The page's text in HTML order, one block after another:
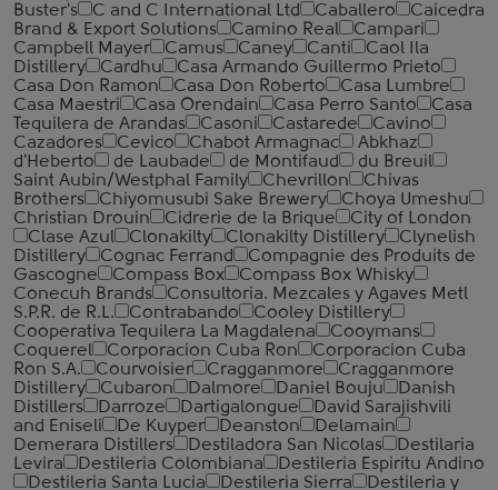
Buster's
C and C International Ltd Caballero
Caicedra
Brand & Export Solutions
Camino Real
Campari
Campbell Mayer
Camus Caney Canti
Caol Ila
Distillery
Cardhu
Casa Armando Guillermo Prieto
Casa Don Ramon
Casa Don Roberto
Casa Lumbre
Casa Maestri
Casa Orendain Casa Perro Santo
Casa
Tequilera de Arandas
Casoni Castarede
Cavino
Cazadores
Cevico Chabot Armagnac
Abkhaz
d'Heberto
de Laubade de Montifaud
du Breuil
Saint Aubin/Westphal Family
Chevrillon
Chivas
Brothers
Chiyomusubi Sake Brewery
Choya Umeshu
Christian Drouin
Cidrerie de la Brique
City of London
Clase Azul
Clonakilty Clonakilty Distillery
Clynelish
Distillery
Cognac Ferrand
Compagnie des Produits de
Gascogne
Compass Box
Compass Box Whisky
Conecuh Brands
Consultoria. Mezcales y Agaves Metl
S.P.R. de R.L.
Contrabando
Cooley Distillery
Cooperativa Tequilera La Magdalena
Cooymans
Coquerel
Corporacion Cuba Ron
Corporacion Cuba
Ron S.A.
Courvoisier Cragganmore
Cragganmore
Distillery
Cubaron Dalmore Daniel Bouju
Danish
Distillers
Darroze Dartigalongue
David Sarajishvili
and Eniseli
De Kuyper Deanston
Delamain
Demerara Distillers
Destiladora San Nicolas
Destilaria
Levira
Destileria Colombiana
Destileria Espiritu Andino
Destileria Santa Lucia
Destileria Sierra
Destileria y